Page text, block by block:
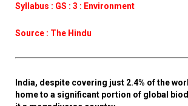
Syllabus : GS : 3 : Environment
Source : The Hindu
India, despite covering just 2.4% of the
home to a significant portion of global